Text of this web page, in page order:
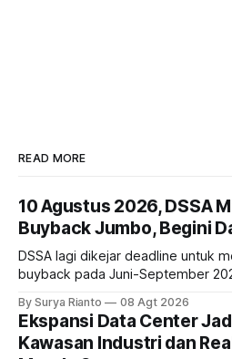
READ MORE
10 Agustus 2026, DSSA
Buyback Jumbo, Begini
DSSA lagi dikejar deadline untuk
buyback pada Juni-September
By Surya Rianto 08 Agt 2026
Ekspansi Data Center
Kawasan Industri dan